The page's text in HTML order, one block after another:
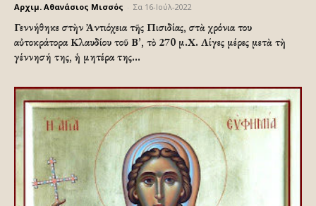
Αρχιμ. Αθανάσιος Μισσός Σα 16-Ιούλ-2022
Γεννήθηκε στὴν Ἀντιόχεια τῆς Πισιδίας, στὰ χρόνια του
αὐτοκράτορα Κλαυδίου τοῦ Β’, τὸ 270 μ.Χ. Λίγες μέρες μετὰ τὴ
γέννησή της, ἡ μητέρα της...